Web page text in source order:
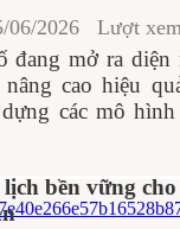
06/2026 Lượt
đang mở ra
cao hiệu
các mô
bền vững